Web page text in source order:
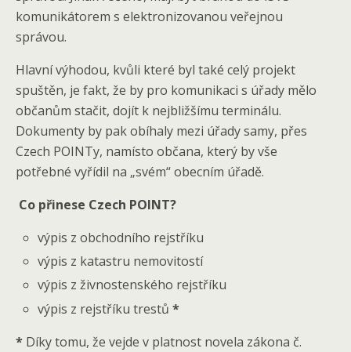
komunikátorem s elektronizovanou veřejnou
správou.
Hlavní výhodou, kvůli které byl také celý projekt
spuštěn, je fakt, že by pro komunikaci s úřady mělo
občanům stačit, dojít k nejbližšímu terminálu.
Dokumenty by pak obíhaly mezi úřady samy, přes
Czech POINTy, namísto občana, který by vše
potřebné vyřídil na „svém“ obecním úřadě.
Co přinese Czech POINT?
výpis z obchodního rejstříku
výpis z katastru nemovitostí
výpis z živnostenského rejstříku
výpis z rejstříku trestů*
* Díky tomu, že vejde v platnost novela zákona č.